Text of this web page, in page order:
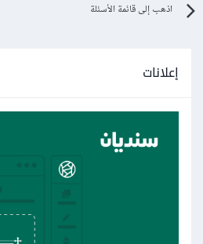
اذهب إلى قائمة الأسئلة
إعلانات